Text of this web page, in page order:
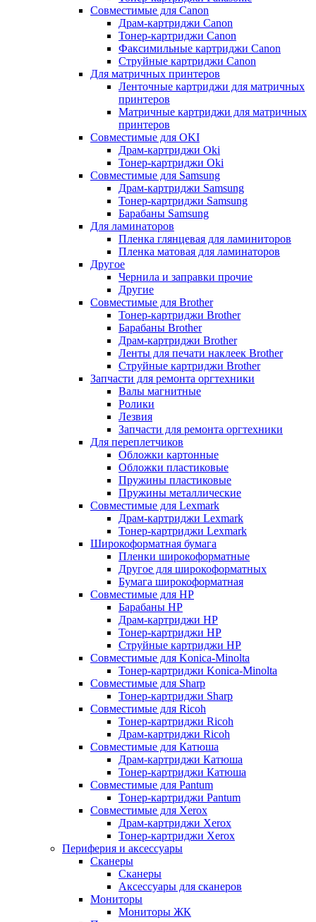
Совместимые для Canon
Драм-картриджи Canon
Тонер-картриджи Canon
Факсимильные картриджи Canon
Струйные картриджи Canon
Для матричных принтеров
Ленточные картриджи для матричных
принтеров
Матричные картриджи для матричных
принтеров
Совместимые для OKI
Драм-картриджи Oki
Тонер-картриджи Oki
Совместимые для Samsung
Драм-картриджи Samsung
Тонер-картриджи Samsung
Барабаны Samsung
Для ламинаторов
Пленка глянцевая для ламиниторов
Пленка матовая для ламинаторов
Другое
Чернила и заправки прочие
Другие
Совместимые для Brother
Тонер-картриджи Brother
Барабаны Brother
Драм-картриджи Brother
Ленты для печати наклеек Brother
Струйные картриджи Brother
Запчасти для ремонта оргтехники
Валы магнитные
Ролики
Лезвия
Запчасти для ремонта оргтехники
Для переплетчиков
Обложки картонные
Обложки пластиковые
Пружины пластиковые
Пружины металлические
Совместимые для Lexmark
Драм-картриджи Lexmark
Тонер-картриджи Lexmark
Широкоформатная бумага
Пленки широкоформатные
Другое для широкоформатных
Бумага широкоформатная
Совместимые для HP
Барабаны HP
Драм-картриджи HP
Тонер-картриджи HP
Струйные картриджи HP
Совместимые для Konica-Minolta
Тонер-картриджи Konica-Minolta
Совместимые для Sharp
Тонер-картриджи Sharp
Совместимые для Ricoh
Тонер-картриджи Ricoh
Драм-картриджи Ricoh
Совместимые для Катюша
Драм-картриджи Катюша
Тонер-картриджи Катюша
Совместимые для Pantum
Тонер-картриджи Pantum
Совместимые для Xerox
Драм-картриджи Xerox
Тонер-картриджи Xerox
Периферия и аксессуары
Сканеры
Сканеры
Аксессуары для сканеров
Мониторы
Мониторы ЖК